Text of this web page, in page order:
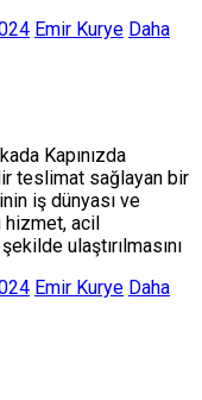
Emir Kurye Daha
Kapınızda
teslimat sağlayan bir
iş dünyası ve
hizmet, acil
ulaştırılmasını
Emir Kurye Daha